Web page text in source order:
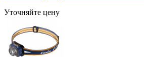
Уточняйте цену